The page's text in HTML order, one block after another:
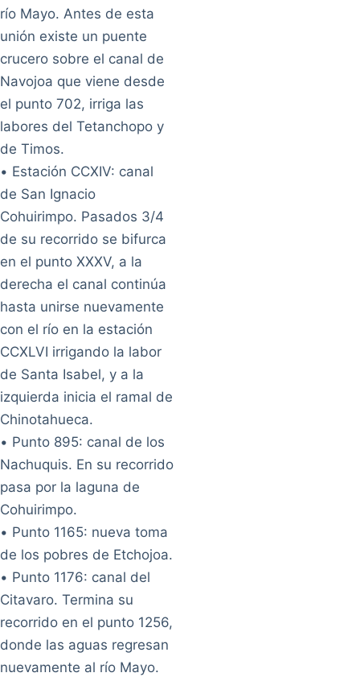
río Mayo. Antes de esta
unión existe un puente
crucero sobre el canal de
Navojoa que viene desde
el punto 702, irriga las
labores del Tetanchopo y
de Timos.
• Estación CCXIV: canal
de San Ignacio
Cohuirimpo. Pasados 3/4
de su recorrido se bifurca
en el punto XXXV, a la
derecha el canal continúa
hasta unirse nuevamente
con el río en la estación
CCXLVI irrigando la labor
de Santa Isabel, y a la
izquierda inicia el ramal de
Chinotahueca.
• Punto 895: canal de los
Nachuquis. En su recorrido
pasa por la laguna de
Cohuirimpo.
• Punto 1165: nueva toma
de los pobres de Etchojoa.
• Punto 1176: canal del
Citavaro. Termina su
recorrido en el punto 1256,
donde las aguas regresan
nuevamente al río Mayo.